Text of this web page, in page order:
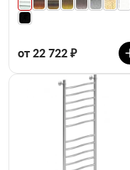
от 22 722 ₽